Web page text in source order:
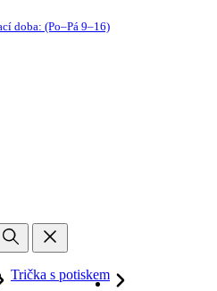
doba: (Po–Pá 9–16)
Trička s potiskem